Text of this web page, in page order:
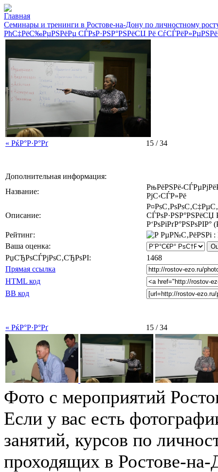
Главная
Семинары и тренинги в Ростове-на-Дону по личностному
РћС‡РёС‰РµРЅРёРµ СЃРѕР·РЅР°РЅРёСЏ Рё
« РќР°Р·Р°Рґ 15 / 34
Дополнительная информация:
Название:
РњРёРЅРё-
РјС‹СЃР»Рё
Описание:
СЃРѕР·РЅР°РЅРёСЏ
Р‘РѕРіРґР°РЅРѕРІР°
Рейтинг:
Ваша оценка:
РџСЂРѕСЃРјРѕС‚СЂРѕРІ:
1468
Прямая ссылка
HTML код
BB код
« РќР°Р·Р°Рґ 15 / 34
Фото с мероприятий
Если у вас есть
занятий, курсов по
проходящих в Ростове-на-